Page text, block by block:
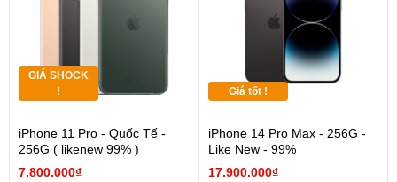
GIÁ SHOCK
!
iPhone 11 Pro - Quốc Tế -
256G ( likenew 99% )
7.800.000₫
Giá tốt !
iPhone 14 Pro Max - 256G -
Like New - 99%
17.900.000₫